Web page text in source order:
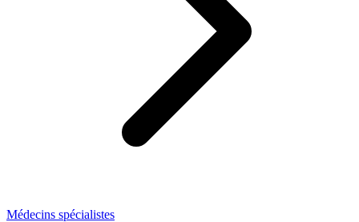
Médecins spécialistes